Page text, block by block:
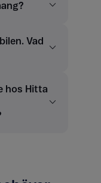
Vad
hos Hitta